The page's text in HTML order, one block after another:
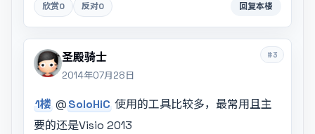
欣赏0 反对0 回复本楼
#3
圣殿骑士
2014年07月28日
1楼@SoloHiC 使用的工具比较多，最常用且主
要的还是Visio 2013